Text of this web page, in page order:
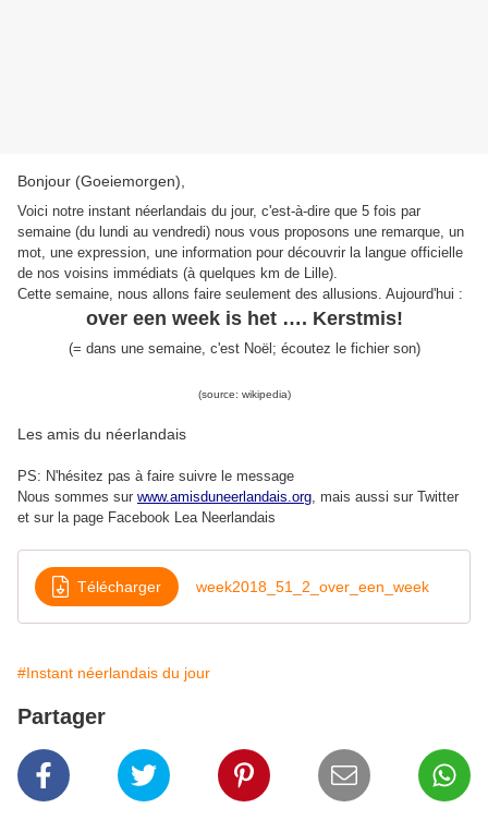
Bonjour (Goeiemorgen),
Voici notre instant néerlandais du jour, c'est-à-dire que 5 fois par
semaine (du lundi au vendredi) nous vous proposons une remarque, un
mot, une expression, une information pour découvrir la langue officielle
de nos voisins immédiats (à quelques km de Lille).
Cette semaine, nous allons faire seulement des allusions. Aujourd'hui :
over een week is het …. Kerstmis!
(= dans une semaine, c'est Noël ; écoutez le fichier son)
(source: wikipedia)
Les amis du néerlandais
PS: N'hésitez pas à faire suivre le message
Nous sommes sur www.amisduneerlandais.org, mais aussi sur Twitter
et sur la page Facebook Lea Neerlandais
Télécharger week2018_51_2_over_een_week
#Instant néerlandais du jour
Partager